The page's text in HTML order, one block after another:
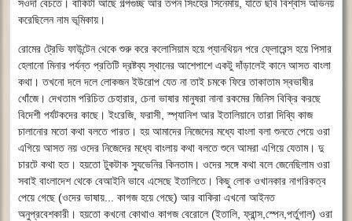
সওদা বেচতে। বাকিটা আছে গল্পগুচ্ছ আর তপন সিংহের সিনেমায়, যাতে ছবি বিশ্বাস অভিনয়
করেছিলেন নাম ভূমিকায়।
রোমের ট্রেভি ফাউন্টেন থেকে শুরু করে কলোসিয়াম হয়ে প্যানথিয়ন পরে ফ্লোরেন্স হয়ে পিসার
হেলানো মিনার পর্যন্ত প্রতিটি দ্রষ্টব্য স্থানের আশেপাশে একটু দাঁড়ালেই কানে আসত বাংলা
কথা। তখনো দলে দলে লোকজন ইউরোপ যেত না তাই চমকে ফিরে তাকাতাম স্বভাষীর
খোঁজে। দেখতাম পরিচিত চেহারার, চেনা ভাষার মানুষরা নানা রকমের জিনিস বিক্রি করছে
বিদেশী পর্যটকদের কাছে। ইংরেজি, ফরাসী, স্প্যানিশ আর ইতালিয়ানে তারা দিব্যি কাজ
চালানোর মতো কথা বলতে পারত। হয় আমাদের নিজেদের মধ্যে বাংলা বলা শুনতে পেয়ে ওরা
এগিয়ে আসত নয় ওদের নিজেদের মধ্যে বাংলায় কথা বলতে শুনে আমরা এগিয়ে যেতাম। দু
চারটে কথা হত। হয়তো টুকটাক স্যুভেনির কিনতাম। ওদের সঙ্গে কথা বলে জেনেছিলাম ওরা
সবাই বাংলাদেশ থেকে বেআইনি ভাবে এসেছে ইতালিতে। কিছু লোক ওখানকার নাগরিকত্ব
পেয়ে গেছে (ওদের ভাষায়... কাগজ হয়ে গেছে) আর বাকিরা এখনো আইনত
অনুপ্রবেশকারী। হয়তো কখনো কোথাও কাগজ বেরোলে (ইতালি, ফ্রান্স,স্পেন,পর্তুগাল) ওরা